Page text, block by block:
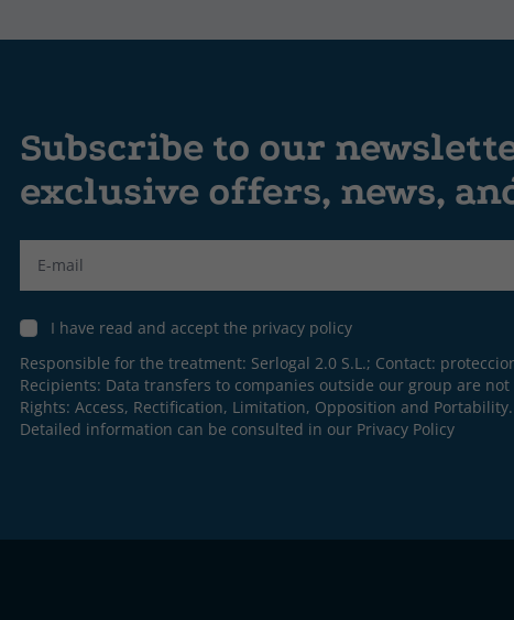
Subscribe to our
exclusive offers, news,
I have read and accept the privacy policy
Responsible for the treatment: Serlogal 2.0 S.L.; Contact:
Recipients: Data transfers to companies outside our group are not
Rights: Access, Rectification, Limitation, Opposition and Portability.
Detailed information can be consulted in our Privacy Policy